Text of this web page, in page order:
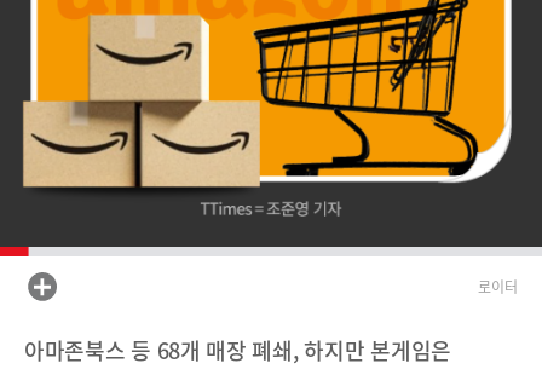
로이터
아마존북스 등 68개 매장 폐쇄, 하지만 본게임은